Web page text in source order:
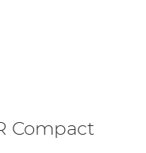
Compact